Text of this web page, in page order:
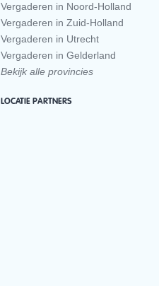
Vergaderen in Noord-Holland
Vergaderen in Zuid-Holland
Vergaderen in Utrecht
Vergaderen in Gelderland
Bekijk alle provincies
LOCATIE PARTNERS